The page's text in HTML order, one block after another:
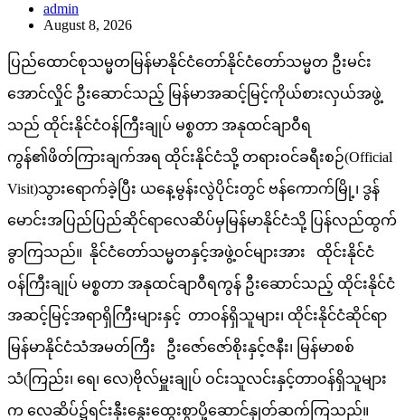
admin
August 8, 2026
ပြည်ထောင်စုသမ္မတမြန်မာနိုင်ငံတော်နိုင်ငံတော်သမ္မတ ဦးမင်း
အောင်လှိုင် ဦးဆောင်သည့် မြန်မာအဆင့်မြင့်ကိုယ်စားလှယ်အဖွဲ့
သည် ထိုင်းနိုင်ငံဝန်ကြီးချုပ် မစ္စတာ အနုထင်ချာဝီရ
ကွန်၏ဖိတ်ကြားချက်အရ ထိုင်းနိုင်ငံသို့ တရားဝင်ခရီးစဉ်(Official
Visit)သွားရောက်ခဲ့ပြီး ယနေ့မွန်းလွဲပိုင်းတွင် ဗန်ကောက်မြို့၊ ဒွန်
မောင်းအပြည်ပြည်ဆိုင်ရာလေဆိပ်မှမြန်မာနိုင်ငံသို့ ပြန်လည်ထွက်
ခွာကြသည်။ နိုင်ငံတော်သမ္မတနှင့်အဖွဲ့ဝင်များအား ထိုင်းနိုင်ငံ
ဝန်ကြီးချုပ် မစ္စတာ အနုထင်ချာဝီရကွန် ဦးဆောင်သည့် ထိုင်းနိုင်ငံ
အဆင့်မြင့်အရာရှိကြီးများနှင့် တာဝန်ရှိသူများ၊ ထိုင်းနိုင်ငံဆိုင်ရာ
မြန်မာနိုင်ငံသံအမတ်ကြီး ဦးဇော်ဇော်စိုးနှင့်ဇနီး၊ မြန်မာစစ်
သံ(ကြည်း၊ ရေ၊ လေ)ဗိုလ်မှူးချုပ် ဝင်းသူလင်းနှင့်တာဝန်ရှိသူများ
က လေဆိပ်၌ရင်းနှီးနွေးထွေးစွာပို့ဆောင်နှုတ်ဆက်ကြသည်။